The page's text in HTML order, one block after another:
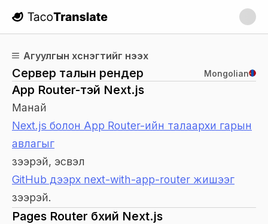
TacoTranslate
Агуулгын хүснэгтийг нээх
Сервер талын рендер Mongolian
App Router-тэй Next.js
Манай
Next.js болон App Router-ийн талаархи гарын
авлагыг
үзээрэй, эсвэл
GitHub дээрх next-with-app-router жишээг
үзээрэй.
Pages Router бүхий Next.js